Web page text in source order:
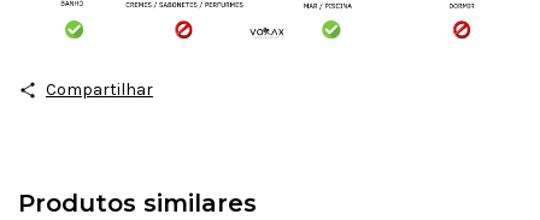
Compartilhar
Produtos similares